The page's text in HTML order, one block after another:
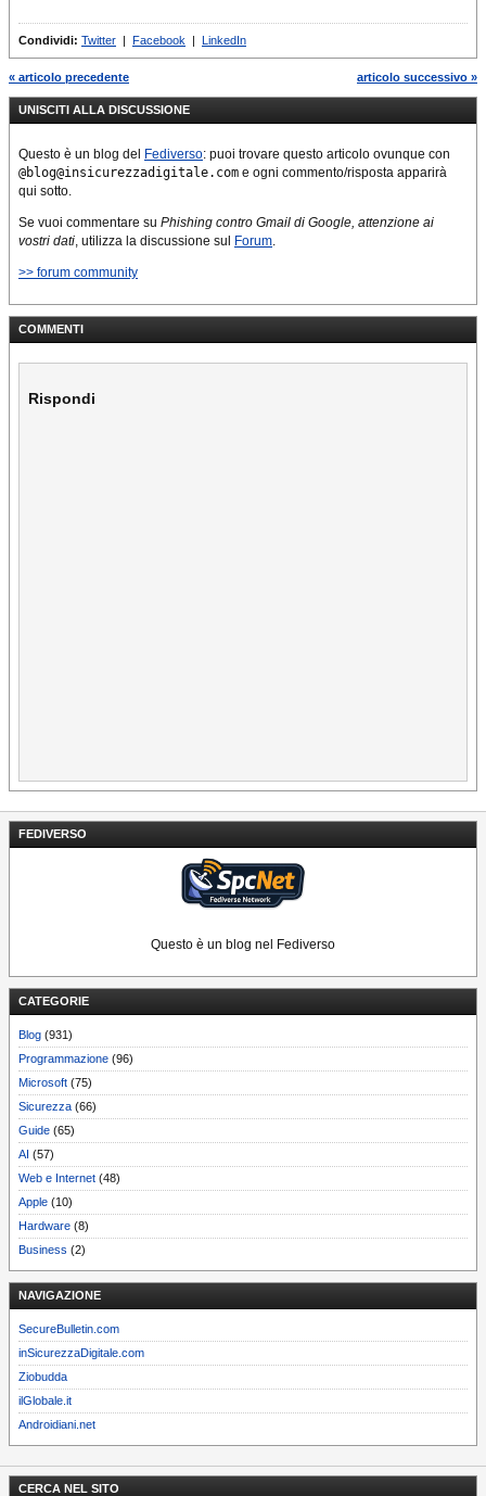
FEDIVERSO
Questo è un blog nel Fediverso
CATEGORIE
Blog (931)
Programmazione (96)
Microsoft (75)
Sicurezza (66)
Guide (65)
AI (57)
Web e Internet (48)
Apple (10)
Hardware (8)
Business (2)
NAVIGAZIONE
SecureBulletin.com
inSicurezzaDigitale.com
Ziobudda
ilGlobale.it
Androidiani.net
Condividi: Twitter | Facebook | LinkedIn
« articolo precedente articolo successivo »
UNISCITI ALLA DISCUSSIONE
Questo è un blog del Fediverso: puoi trovare questo articolo ovunque con
@blog@insicurezzadigitale.com e ogni commento/risposta apparirà
qui sotto.
Se vuoi commentare su Phishing contro Gmail di Google, attenzione ai
vostri dati , utilizza la discussione sul Forum
>> forum community
COMMENTI
Rispondi
CERCA NEL SITO